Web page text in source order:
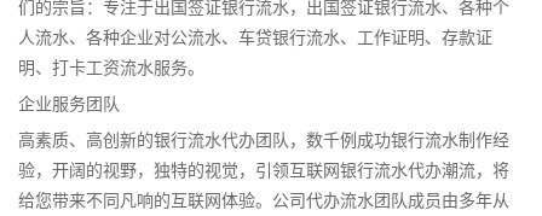
们的宗旨：专注于出国签证银行流水，出国签证银行流水、各种个
人流水、各种企业对公流水、车贷银行流水、工作证明、存款证
明、打卡工资流水服务。
企业服务团队
高素质、高创新的银行流水代办团队，数千例成功银行流水制作经
验，开阔的视野，独特的视觉，引领互联网银行流水代办潮流，将
给您带来不同凡响的互联网体验。公司代办流水团队成员由多年从